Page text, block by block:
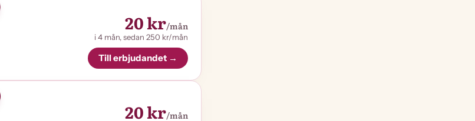
20 kr/mån
i 4 mån, sedan 250 kr/mån
Till erbjudandet →
20 kr/mån